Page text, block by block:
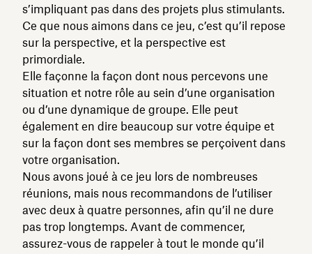
s’impliquant pas dans des projets plus stimulants.
Ce que nous aimons dans ce jeu, c’est qu’il repose
sur la perspective, et la perspective est
primordiale.
Elle façonne la façon dont nous percevons une
situation et notre rôle au sein d’une organisation
ou d’une dynamique de groupe. Elle peut
également en dire beaucoup sur votre équipe et
sur la façon dont ses membres se perçoivent dans
votre organisation.
Nous avons joué à ce jeu lors de nombreuses
réunions, mais nous recommandons de l’utiliser
avec deux à quatre personnes, afin qu’il ne dure
pas trop longtemps. Avant de commencer,
assurez-vous de rappeler à tout le monde qu’il